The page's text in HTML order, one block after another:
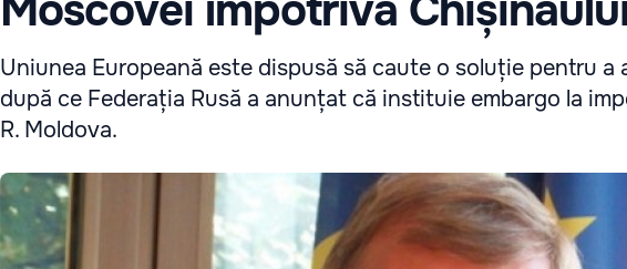
Uniunea Europeană este dispusă să caute o soluție pentru a
după ce Federația Rusă a anunțat că instituie embargo la
R. Moldova.